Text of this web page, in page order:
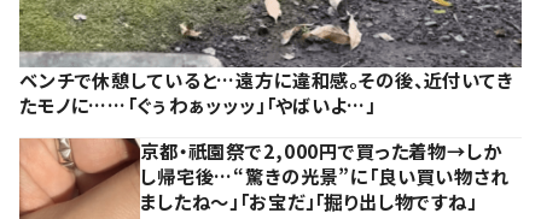
ベンチで休憩していると…遠方に違和感。その後、近付いてき
たモノに……「ぐぅわぁッッッ」「やばいよ…」
京都・祇園祭で2,000円で買った着物→しか
し帰宅後…“驚きの光景”に「良い買い物され
ましたね～」「お宝だ」「掘り出し物ですね」